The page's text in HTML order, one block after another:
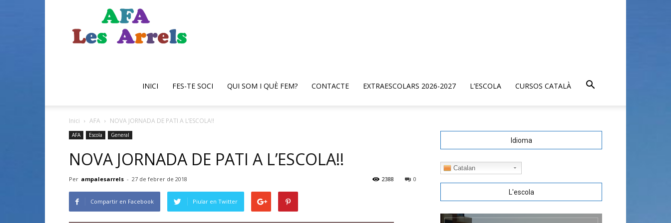
INICI FES-TE SOCI QUI SOM I QUÈ FEM? CONTACTE EXTRAESCOLARS 2026-2027 L’ESCOLA CURSOS CATALÀ
Inici AFA NOVA JORNADA DE PATI A L’ESCOLA!!
AFA Escola General
NOVA JORNADA DE PATI A L’ESCOLA!!
Per ampalesarrels - 27 de febrer de 2018 0
2388
Compartir en Facebook Piular en Twitter
Idioma
Catalan
L'escola